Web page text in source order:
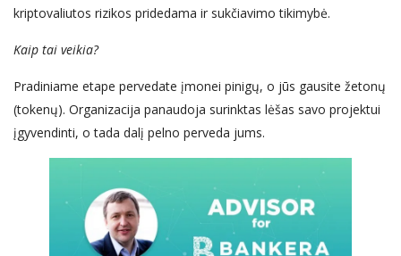
kriptovaliutos rizikos pridedama ir sukčiavimo tikimybė.
Kaip tai veikia?
Pradiniame etape pervedate įmonei pinigų, o jūs gausite žetonų
(tokenų). Organizacija panaudoja surinktas lėšas savo projektui
įgyvendinti, o tada dalį pelno perveda jums.